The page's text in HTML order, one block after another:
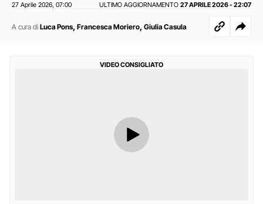
27 Aprile 2026 07:00 ULTIMO AGGIORNAMENTO 27 APRILE 2026 - 22:07
A cura di Luca Pons, Francesca Moriero, Giulia Casula
VIDEO CONSIGLIATO